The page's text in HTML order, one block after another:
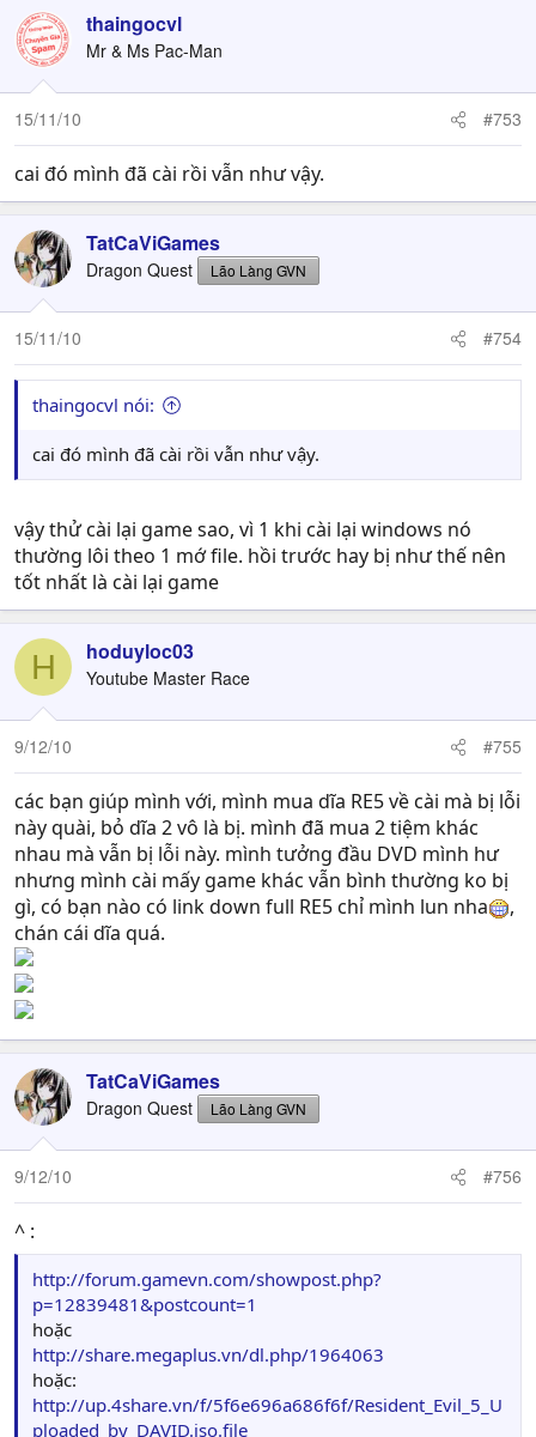
thaingocvl
Mr & Ms Pac-Man
15/11/10 #753
cai đó mình đã cài rồi vẫn như vậy.
TatCaViGames
Dragon Quest Lão Làng GVN
15/11/10 #754
thaingocvl nói:
cai đó mình đã cài rồi vẫn như vậy.
vậy thử cài lại game sao, vì 1 khi cài lại windows nó
thường lôi theo 1 mớ file. hồi trước hay bị như thế nên
tốt nhất là cài lại game
H hoduyloc03
Youtube Master Race
9/12/10 #755
các bạn giúp mình với, mình mua dĩa RE5 về cài mà bị lỗi
này quài, bỏ dĩa 2 vô là bị. mình đã mua 2 tiệm khác
nhau mà vẫn bị lỗi này. mình tưởng đầu DVD mình hư
nhưng mình cài mấy game khác vẫn bình thường ko bị
gì, có bạn nào có link down full RE5 chỉ mình lun nha
,
chán cái dĩa quá.
TatCaViGames
Dragon Quest Lão Làng GVN
9/12/10 #756
^ :
http://forum.gamevn.com/showpost.php?
p=12839481&postcount=1
hoặc
http://share.megaplus.vn/dl.php/1964063
hoặc:
http://up.4share.vn/f/5f6e696a686f6f/Resident_Evil_5_U
ploaded_by_DAVID.iso.file